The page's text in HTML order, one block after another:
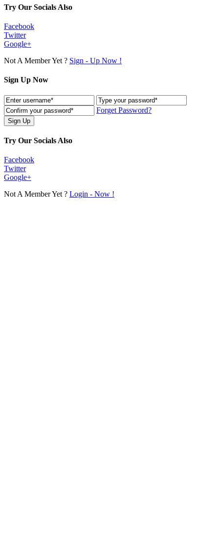
Try Our Socials Also
Facebook
Twitter
Google+
Not A Member Yet ? Sign - Up Now !
Sign Up Now
Forget Password?
Try Our Socials Also
Facebook
Twitter
Google+
Not A Member Yet ? Login - Now !